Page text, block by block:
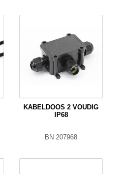
KABELDOOS 2 VOUDIG
IP68
BN 207968